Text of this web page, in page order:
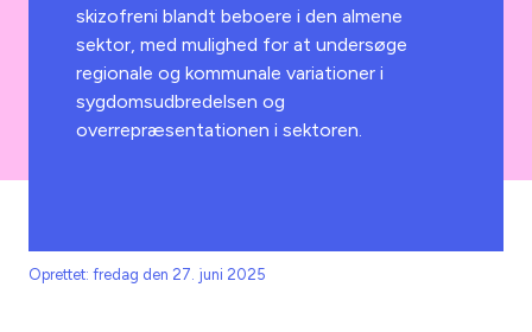
skizofreni blandt beboere i den almene
sektor, med mulighed for at undersøge
regionale og kommunale variationer i
sygdomsudbredelsen og
overrepræsentationen i sektoren.
Oprettet: fredag den 27. juni 2025